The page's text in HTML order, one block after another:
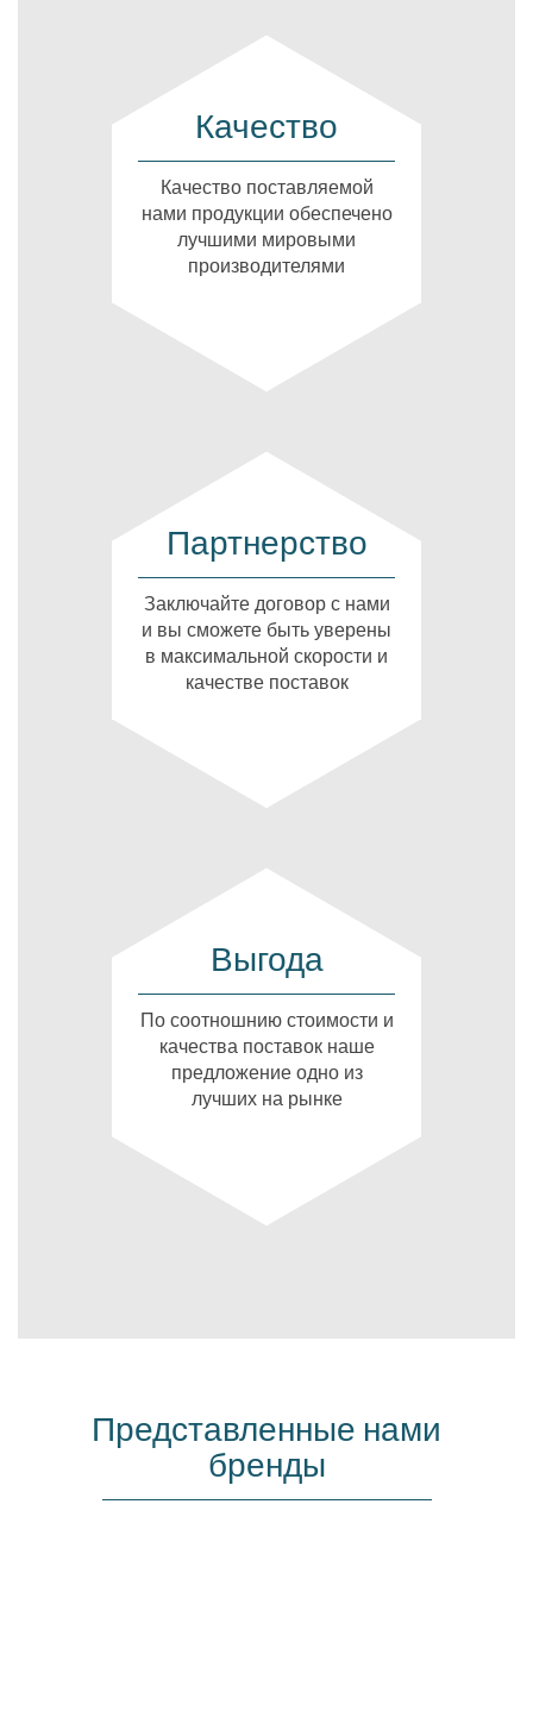
Качество
Качество поставляемой
нами продукции обеспечено
лучшими мировыми
производителями
Партнерство
Заключайте договор с нами
и вы сможете быть уверены
в максимальной скорости и
качестве поставок
Выгода
По соотношнию стоимости и
качества поставок наше
предложение одно из
лучших на рынке
Представленные нами
бренды